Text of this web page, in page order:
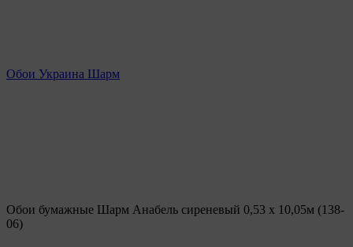
Обои Украина Шарм
Обои бумажные Шарм Анабель сиреневый 0,53 х 10,05м (138-
06)